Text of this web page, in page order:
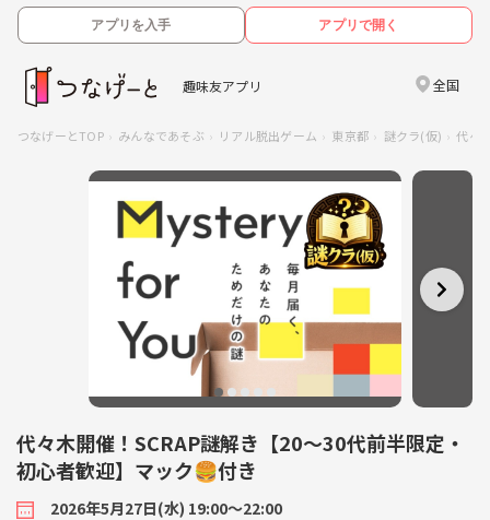
アプリを入手 アプリで開く
趣味友アプリ 全国
つなげーとTOP みんなであそぶ リアル脱出ゲーム 東京都 謎クラ(仮) 代々
代々木開催！SCRAP謎解き【20～30代前半限定・
初心者歓迎】マック🍔付き
2026年5月27日(水) 19:00〜22:00